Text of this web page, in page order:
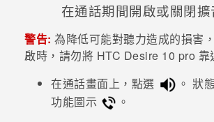
在通話期間開啟或關閉擴
警告: 為降低可能對聽力造成的損害
啟時，請勿將 HTC Desire 10 pro 靠
在通話畫面上，點選
。 狀
功能圖示
。